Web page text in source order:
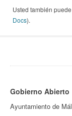
Usted también
Docs).
Gobierno Abierto
Ayuntamiento de